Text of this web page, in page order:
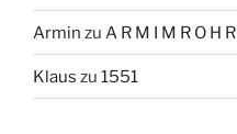
Armin zu A R M I M R O H R
Klaus zu 1551